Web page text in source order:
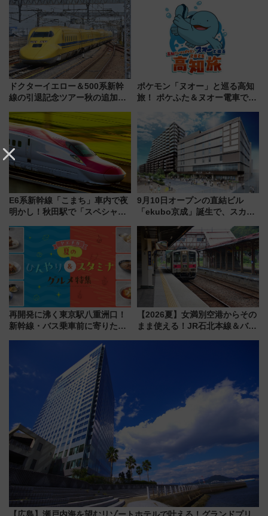
ツリー駅の規制まとめ 7/25開催
（2026年）
ドクターイエロー＆500系新幹
線の引退記念ツアー秋の追加企
ホテル情報まとめ
ポケモン「ヌオー」と巡る高知
旅！ ポケふた＆ヌオー電車で楽
路の絶景と絶品グルメを満喫！
（7月18日スタート）
E6系新幹線「こまち」車内で夜
明かし！秋田駅で「スペシャル
法は？
9月10日オープンの直結ビル
「ekubo京成」誕生で、スカイ
新鎌ヶ谷はどう変わる？ 全テナ
ント情報も公開！
再開発に沸く東京駅八重洲口！
新幹線・バス乗車前に寄りたい
やり＆スタミナグルメ」6選【新
【2026夏】女満別空港からその
まま使える！JR石北本線＆バス